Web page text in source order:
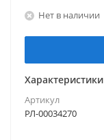
Нет в наличии
Характеристики
Артикул
РЛ-00034270